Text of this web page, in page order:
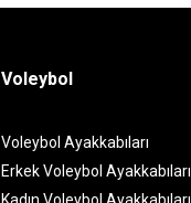
Voleybol
Voleybol Ayakkabıları
Erkek Voleybol Ayakkabıları